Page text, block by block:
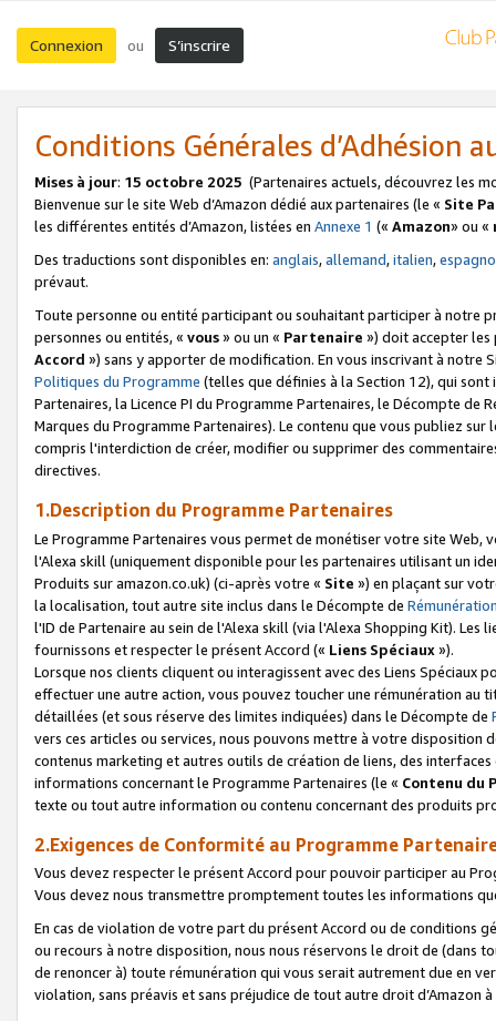
Connexion ou S’inscrire
Conditions Générales d’Adhésion
Mises à jour: 15 octobre 2025 (Partenaires actuels, découvrez les
Bienvenue sur le site Web d’Amazon dédié aux partenaires (le « Site
les différentes entités d’Amazon, listées en Annexe 1 (« Amazon» ou «
Des traductions sont disponibles en: anglais,allemand,italien,
prévaut.
Toute personne ou entité participant ou souhaitant participer à notre
personnes ou entités, « vous» ou un « Partenaire ») doit accepter les
Accord ») sans y apporter de modification. En vous inscrivant à notre
Politiques du Programme (telles que définies à la Section 12), qui
Partenaires, la Licence PI du Programme Partenaires, le Décompte de
Marques du Programme Partenaires). Le contenu que vous publiez
compris l'interdiction de créer, modifier ou supprimer des
directives.
1.Description du Programme Partenaires
Le Programme Partenaires vous permet de monétiser votre site Web,
l'Alexa skill (uniquement disponible pour les partenaires utilisant un
Produits sur amazon.co.uk) (ci-après votre « Site ») en plaçant sur
la localisation, tout autre site inclus dans le Décompte de
l'ID de Partenaire au sein de l'Alexa skill (via l'Alexa Shopping Kit).
fournissons et respecter le présent Accord (« Liens Spéciaux»).
Lorsque nos clients cliquent ou interagissent avec des Liens Spéciaux
effectuer une autre action, vous pouvez toucher une rémunération
détaillées (et sous réserve des limites indiquées) dans le Décompte de
vers ces articles ou services, nous pouvons mettre à votre disposition
contenus marketing et autres outils de création de liens, des
informations concernant le Programme Partenaires (le « Contenu du
texte ou tout autre information ou contenu concernant des produits
2.Exigences de Conformité au Programme
Vous devez respecter le présent Accord pour pouvoir participer au
Vous devez nous transmettre promptement toutes les informations
En cas de violation de votre part du présent Accord ou de conditions
ou recours à notre disposition, nous nous réservons le droit de (dans
de renoncer à) toute rémunération qui vous serait autrement due en
violation, sans préavis et sans préjudice de tout autre droit